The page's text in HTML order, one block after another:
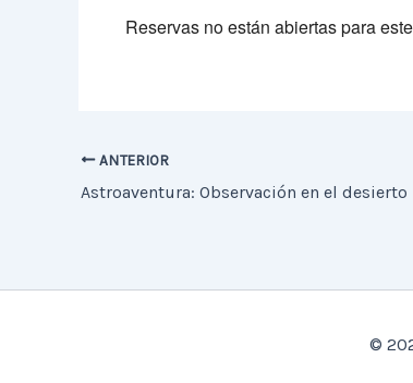
Reservas no están abiertas para
ANTERIOR
Astroaventura: Observación en el desierto
©